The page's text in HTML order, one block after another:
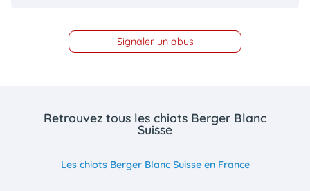
Signaler un abus
Retrouvez tous les chiots Berger Blanc
Suisse
Les chiots Berger Blanc Suisse en France